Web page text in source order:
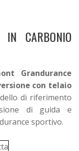
IN CARBONIO
Grandurance
con telaio
di riferimento
di guida e
sportivo.